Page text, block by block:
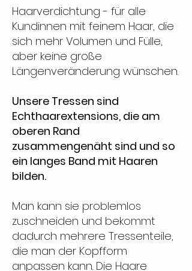
Haarverdichtung - für alle
Kundinnen mit feinem Haar, die
sich mehr Volumen und Fülle,
aber keine große
Längenveränderung wünschen.
Unsere Tressen sind
Echthaarextensions, die am
oberen Rand
zusammengenäht sind und so
ein langes Band mit Haaren
bilden.
Man kann sie problemlos
zuschneiden und bekommt
dadurch mehrere Tressenteile,
die man der Kopfform
anpassen kann. Die Haare